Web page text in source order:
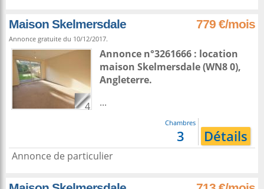
Maison Skelmersdale 779 €/mois
Annonce gratuite du 10/12/2017.
4
Annonce n°3261666 : location
maison Skelmersdale(WN8 0),
Angleterre.
...
Chambres
3 Détails
Annonce de particulier